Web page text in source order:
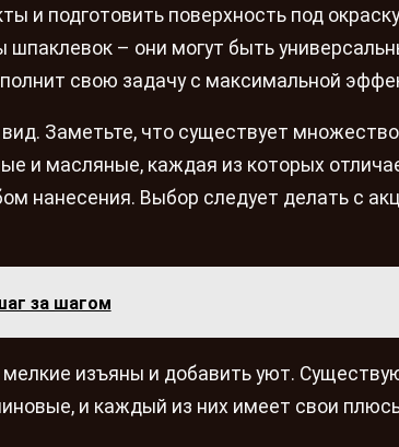
и подготовить поверхность под
– они могут быть
свою задачу с максимальной
Заметьте, что существует множество
и масляные, каждая из которых
нанесения. Выбор следует делать с
за шагом
мелкие изъяны и добавить уют.
и каждый из них имеет свои